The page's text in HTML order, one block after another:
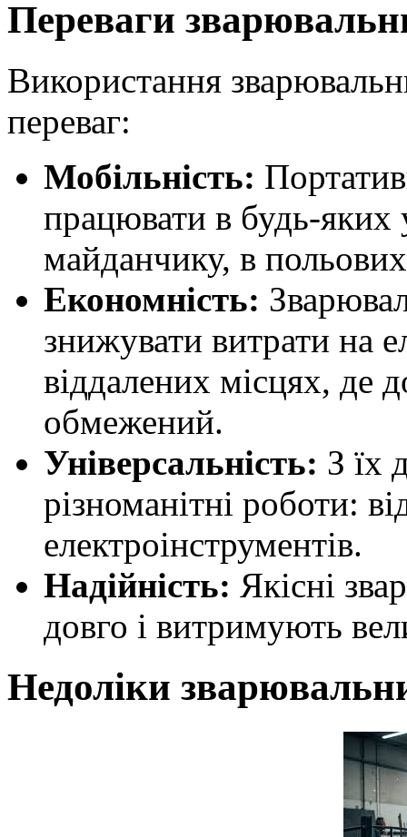
Переваги
Використання
переваг:
Мобільність:
працювати в будь-
майданчику, в
Економність:
знижувати витрати на
віддалених місцях, де
обмежений.
Універсальність: З їх
різноманітні роботи:
електроінструментів.
Надійність: Якісні
довго і витримують
Недоліки